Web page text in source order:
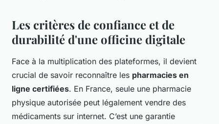
Les critères de confiance et de
durabilité d'une officine digitale
Face à la multiplication des plateformes, il devient
crucial de savoir reconnaître les pharmacies en
ligne certifiées. En France, seule une pharmacie
physique autorisée peut légalement vendre des
médicaments sur internet. C’est une garantie